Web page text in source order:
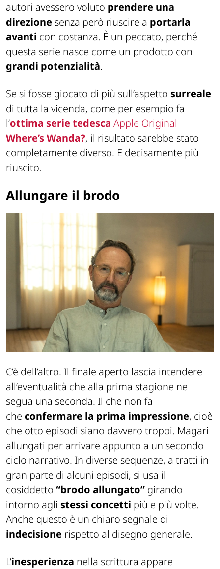
autori avessero voluto prendere una
direzione senza però riuscire a portarla
avanti con costanza. È un peccato, perché
questa serie nasce come un prodotto con
grandi potenzialità.
Se si fosse giocato di più sull’aspetto surreale
di tutta la vicenda, come per esempio fa
l’ottima serie tedesca Apple Original
Where’s Wanda?, il risultato sarebbe stato
completamente diverso. E decisamente più
riuscito.
Allungare il brodo
C’è dell’altro. Il finale aperto lascia intendere
all’eventualità che alla prima stagione ne
segua una seconda. Il che non fa
che confermare la prima impressione, cioè
che otto episodi siano davvero troppi. Magari
allungati per arrivare appunto a un secondo
ciclo narrativo. In diverse sequenze, a tratti in
gran parte di alcuni episodi, si usa il
cosiddetto “brodo allungato” girando
intorno agli stessi concetti più e più volte.
Anche questo è un chiaro segnale di
indecisione rispetto al disegno generale.
L’inesperienza nella scrittura appare